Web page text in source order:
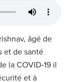
âgé de
et de santé
la COVID‑19 il
et à